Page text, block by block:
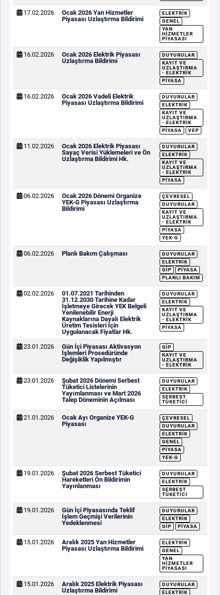
17.02.2026
Ocak 2026 Yan Hizmetler
Piyasası Uzlaştırma Bildirimi
ELEKTRIK
GENEL
YAN
HIZMETLER
PIYASASI
16.02.2026
Ocak 2026 Elektrik Piyasası
Uzlaştırma Bildirimi
DUYURULAR
KAYIT VE
UZLAŞTIRMA
- ELEKTRIK
PIYASA
16.02.2026
Ocak 2026 Vadeli Elektrik
Piyasası Uzlaştırma Bildirimi
DUYURULAR
ELEKTRIK
KAYIT VE
UZLAŞTIRMA
- ELEKTRIK
PIYASA
VEP
11.02.2026
Ocak 2026 Elektrik Piyasası
Sayaç Verisi Yüklemeleri ve Ön
Uzlaştırma Bildirimi Hk.
DUYURULAR
ELEKTRIK
KAYIT VE
UZLAŞTIRMA
- ELEKTRIK
PIYASA
06.02.2026
Ocak 2026 Dönemi Organize
YEK-G Piyasası Uzlaştırma
Bildirimi
ÇEVRESEL
DUYURULAR
KAYIT VE
UZLAŞTIRMA
- ELEKTRIK
PIYASA
YEK-G
06.02.2026 Planlı Bakım Çalışması
DUYURULAR
ELEKTRIK
GİP
PIYASA
PLANLI BAKIM
02.02.2026
01.07.2021 Tarihinden
31.12.2030 Tarihine Kadar
İşletmeye Girecek YEK Belgeli
Yenilenebilir Enerji
Kaynaklarına Dayalı Elektrik
Üretim Tesisleri İçin
Uygulanacak Fiyatlar Hk.
DUYURULAR
ELEKTRIK
KAYIT VE
UZLAŞTIRMA
- ELEKTRIK
PIYASA
23.01.2026
Gün İçi Piyasası Aktivasyon
İşlemleri Prosedüründe
Değişiklik Yapılmıştır
GİP
KAYIT VE
UZLAŞTIRMA
- ELEKTRIK
23.01.2026
Şubat 2026 Dönemi Serbest
Tüketici Listelerinin
Yayımlanması ve Mart 2026
Talep Döneminin Açılması
DUYURULAR
ELEKTRIK
SERBEST
TÜKETICI
21.01.2026
Ocak Ayı Organize YEK-G
Piyasası
ÇEVRESEL
DUYURULAR
ELEKTRIK
GENEL
PIYASA
YEK-G
19.01.2026
Şubat 2026 Serbest Tüketici
Hareketleri Ön Bildirimin
Yayınlanması
DUYURULAR
ELEKTRIK
SERBEST
TÜKETICI
19.01.2026
Gün İçi Piyasasında Teklif
İşlem Geçmişi Verilerinin
Yedeklenmesi
DUYURULAR
ELEKTRIK
GİP
PIYASA
15.01.2026
Aralık 2025 Yan Hizmetler
Piyasası Uzlaştırma Bildirimi
ELEKTRIK
GENEL
YAN
HIZMETLER
PIYASASI
15.01.2026
Aralık 2025 Elektrik Piyasası
Uzlaştırma Bildirimi
DUYURULAR
ELEKTRIK